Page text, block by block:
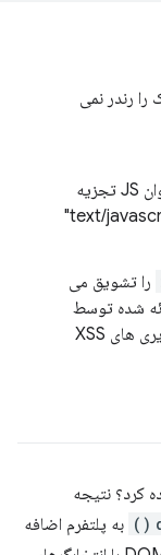
را رندر نمی
- مرورگر محتوای اسکریپت را به عنوان JS تجزیه
نمی کند زیرا نوع آن روی چیزی غیر از "text/javascript"
را تشویق می
شده توسط
کاربر می تواند به راحتی منجر به آسیب پذیری های XSS
به پلتفرم اضافه